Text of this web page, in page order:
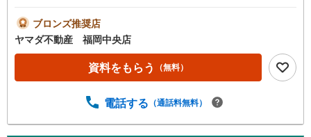
購入相談で来店後、Google口コミ投稿で2000円分のQUOカ
ードプレゼント！※一世帯2回まで土日祝日もご案内可能で
す＾＾既に他社で見積もりが出ている方！入居までの費用
を抑えたい方！ぜひ、一度「ヤマダ不動産」へご相談にお
越しください！あらゆる不安や疑問に誠心誠意お応えしま
分圏内！通学やお買い物も楽々な周辺環境です【おすすめ
ブロンズ推奨店
ヤマダ不動産 福岡中央店
資料をもらう （無料）
電話する （通話料無料）